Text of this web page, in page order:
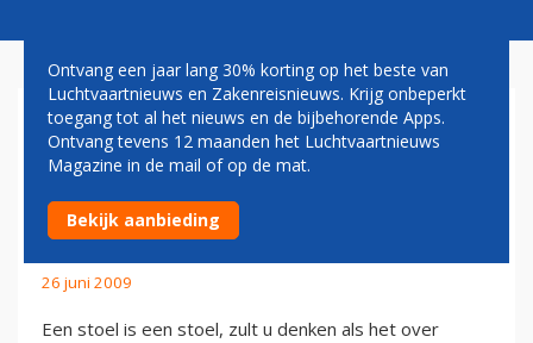
JAAP DE WIT:
PRODUCTDIFFERENTIATIE EN
VLIEGENDE HUISDIEREN
26 juni 2009
Een stoel is een stoel, zult u denken als het over
Ontvang een jaar lang 30% korting op het beste van
Luchtvaartnieuws en Zakenreisnieuws. Krijg onbeperkt
toegang tot al het nieuws en de bijbehorende Apps.
Ontvang tevens 12 maanden het Luchtvaartnieuws
Magazine in de mail of op de mat.
Bekijk aanbieding